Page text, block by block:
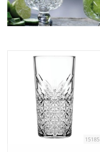
Fingerfood
Einrichtung
Berufsbekleidung 15185